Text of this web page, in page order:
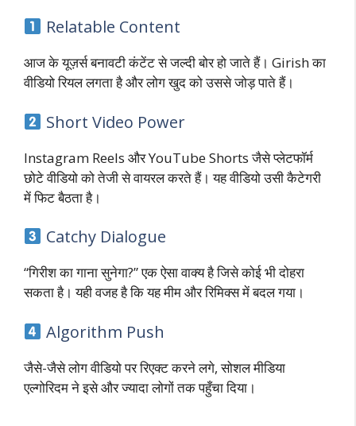
Relatable Content
आज के यूज़र्स बनावटी कंटेंट से जल्दी बोर हो जाते हैं। Girish का
वीडियो रियल लगता है और लोग खुद को उससे जोड़ पाते हैं।
Short Video Power
Instagram Reels और YouTube Shorts जैसे प्लेटफॉर्म
छोटे वीडियो को तेजी से वायरल करते हैं। यह वीडियो उसी कैटेगरी
में फिट बैठता है।
Catchy Dialogue
“गिरीश का गाना सुनेगा?” एक ऐसा वाक्य है जिसे कोई भी दोहरा
सकता है। यही वजह है कि यह मीम और रिमिक्स में बदल गया।
Algorithm Push
जैसे-जैसे लोग वीडियो पर रिएक्ट करने लगे, सोशल मीडिया
एल्गोरिदम ने इसे और ज्यादा लोगों तक पहुँचा दिया।